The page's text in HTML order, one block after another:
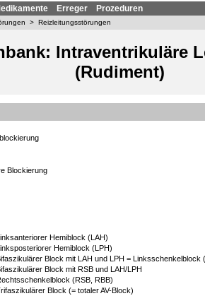
Erreger Prozeduren
> Reizleitungsstörungen
Intraventrikuläre
(Rudiment)
Blockierung
Hemiblock (LAH)
Hemiblock (LPH)
Block mit LAH und LPH = Linksschenkelblock
Block mit RSB und LAH/LPH
(RSB, RBB)
Block (= totaler AV-Block)